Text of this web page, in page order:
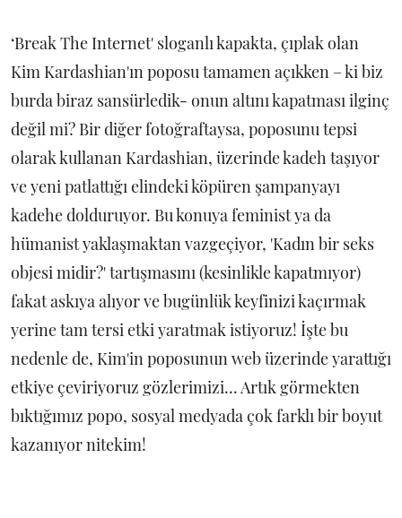
‘Break The Internet' sloganlı kapakta, çıplak olan
Kim Kardashian'ın poposu tamamen açıkken – ki biz
burda biraz sansürledik- onun altını kapatması ilginç
değil mi? Bir diğer fotoğraftaysa, poposunu tepsi
olarak kullanan Kardashian, üzerinde kadeh taşıyor
ve yeni patlattığı elindeki köpüren şampanyayı
kadehe dolduruyor. Bu konuya feminist ya da
hümanist yaklaşmaktan vazgeçiyor, 'Kadın bir seks
objesi midir?' tartışmasını (kesinlikle kapatmıyor)
fakat askıya alıyor ve bugünlük keyfinizi kaçırmak
yerine tam tersi etki yaratmak istiyoruz! İşte bu
nedenle de, Kim'in poposunun web üzerinde yarattığı
etkiye çeviriyoruz gözlerimizi... Artık görmekten
bıktığımız popo, sosyal medyada çok farklı bir boyut
kazanıyor nitekim!